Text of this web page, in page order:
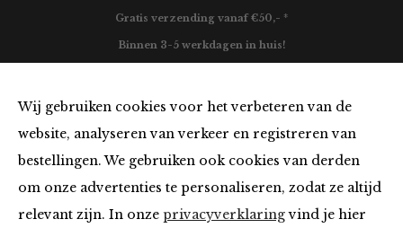
Wij gebruiken cookies voor het verbeteren van de
website, analyseren van verkeer en registreren van
bestellingen. We gebruiken ook cookies van derden
om onze advertenties te personaliseren, zodat ze altijd
relevant zijn. In onze privacyverklaringvind je hier
Gratis verzending vanaf €50,- *
Binnen 3-5 werkdagen in huis!
Must Haves